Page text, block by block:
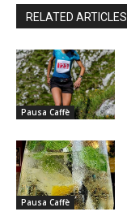
RELATED ARTICLES
Pausa Caffè
Pausa Caffè